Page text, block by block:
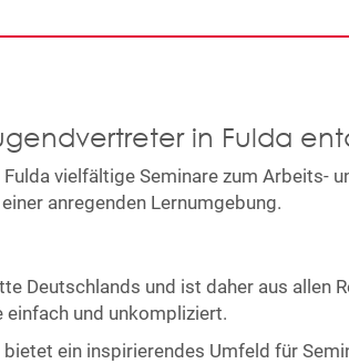
in Fulda
vielfältige Seminare zum Arbeits-
anregenden Lernumgebung.
Deutschlands und ist daher aus allen
einfach und unkompliziert.
ein inspirierendes Umfeld für